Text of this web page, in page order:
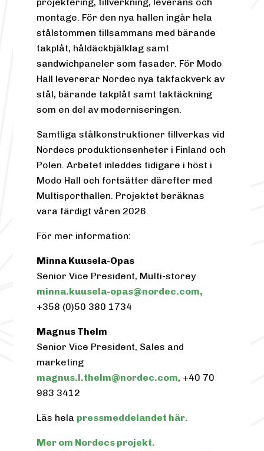
montage. För den nya hallen ingår hela
stålstommen tillsammans med bärande
takplåt, håldäckbjälklag samt
sandwichpaneler som fasader. För Modo
Hall levererar Nordec nya takfackverk av
stål, bärande takplåt samt taktäckning
som en del av moderniseringen.
Samtliga stålkonstruktioner tillverkas vid
Nordecs produktionsenheter i Finland och
Polen. Arbetet inleddes tidigare i höst i
Modo Hall och fortsätter därefter med
Multisporthallen. Projektet beräknas
vara färdigt våren 2026.
För mer information:
Minna Kuusela-Opas
Senior Vice President, Multi-storey
minna.kuusela-opas@nordec.com,
+358 (0)50 380 1734
Magnus Thelm
Senior Vice President, Sales and
marketing
magnus.l.thelm@nordec.com, +40 70
983 3412
Läs hela pressmeddelandet här.
Mer om Nordecs projekt.